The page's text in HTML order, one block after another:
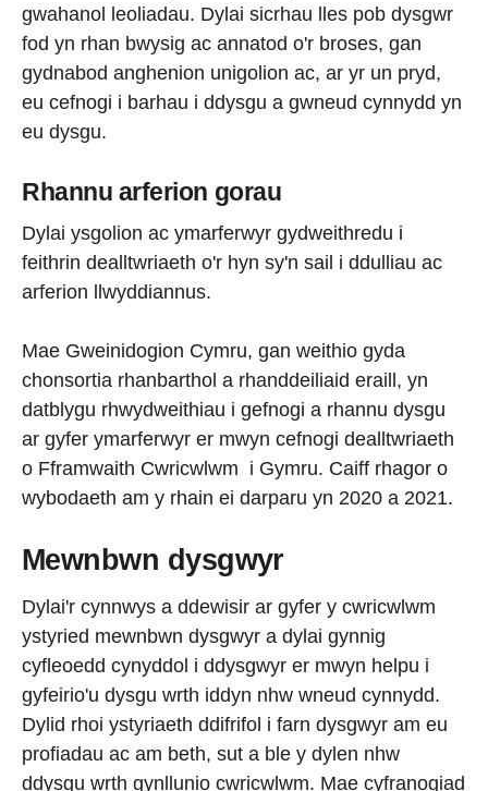
gwahanol leoliadau. Dylai sicrhau lles pob dysgwr
fod yn rhan bwysig ac annatod o'r broses, gan
gydnabod anghenion unigolion ac, ar yr un pryd,
eu cefnogi i barhau i ddysgu a gwneud cynnydd yn
eu dysgu.
Rhannu arferion gorau
Dylai ysgolion ac ymarferwyr gydweithredu i
feithrin dealltwriaeth o'r hyn sy'n sail i ddulliau ac
arferion llwyddiannus.
Mae Gweinidogion Cymru, gan weithio gyda
chonsortia rhanbarthol a rhanddeiliaid eraill, yn
datblygu rhwydweithiau i gefnogi a rhannu dysgu
ar gyfer ymarferwyr er mwyn cefnogi dealltwriaeth
o Fframwaith Cwricwlwm i Gymru. Caiff rhagor o
wybodaeth am y rhain ei darparu yn 2020 a 2021.
Mewnbwn dysgwyr
Dylai'r cynnwys a ddewisir ar gyfer y cwricwlwm
ystyried mewnbwn dysgwyr a dylai gynnig
cyfleoedd cynyddol i ddysgwyr er mwyn helpu i
gyfeirio'u dysgu wrth iddyn nhw wneud cynnydd.
Dylid rhoi ystyriaeth ddifrifol i farn dysgwyr am eu
profiadau ac am beth, sut a ble y dylen nhw
ddysgu wrth gynllunio cwricwlwm. Mae cyfranogiad